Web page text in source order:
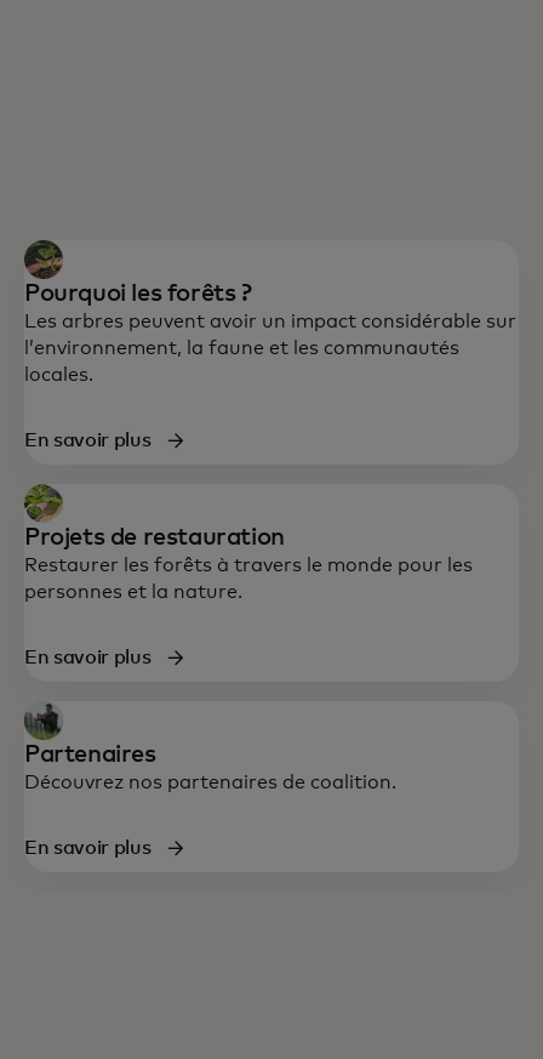
En collaboration avec Conservation
Institute, nous contribuons à soutenir la
nature, à restaurer les écosystèmes et à
améliorer les moyens de subsistance des
communautés à l'échelle mondiale.
Pourquoi les forêts ?
Les arbres peuvent avoir un impact considérable sur
l’environnement, la faune et les communautés
locales.
En savoir plus
Projets de restauration
Restaurer les forêts à travers le monde pour les
personnes et la nature.
En savoir plus
Partenaires
Découvrez nos partenaires de coalition.
En savoir plus